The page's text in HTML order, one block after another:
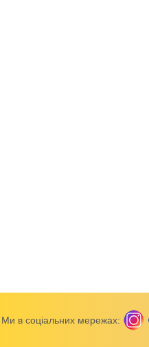
Ми в соціальних мережах: